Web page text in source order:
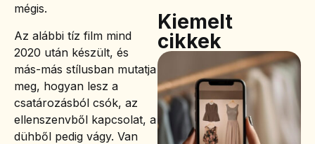
mégis.
Az alábbi tíz film mind
2020 után készült, és
más-más stílusban mutatja
meg, hogyan lesz a
csatározásból csók, az
ellenszenvből kapcsolat, a
dühből pedig vágy. Van
Kiemelt
cikkek